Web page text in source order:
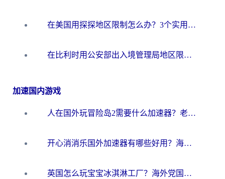
在美国用探探地区限制怎么办？3个实用技巧帮你搞定（附咪咕豆瓣音乐限制破解法）
在比利时用公安部出入境管理局地区限制怎么办？3步搞定+欧洲杯观赛&香港购物指南
加速国内游戏
人在国外玩冒险岛2需要什么加速器？老玩家亲测有效的选择指南
开心消消乐国外加速器有哪些好用？海外党亲测不踩坑指南（附塔瑞斯世界Online流畅技巧）
英国怎么玩宝宝冰淇淋工厂？海外党国服游戏加速避坑指南（附挪威装甲风暴解决方案）